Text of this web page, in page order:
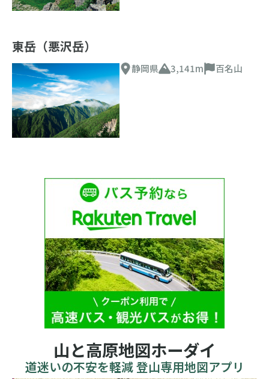
東岳（悪沢岳）
静岡県 3,141m 百名山
山と高原地図ホーダイ
道迷いの不安を軽減 登山専用地図アプリ